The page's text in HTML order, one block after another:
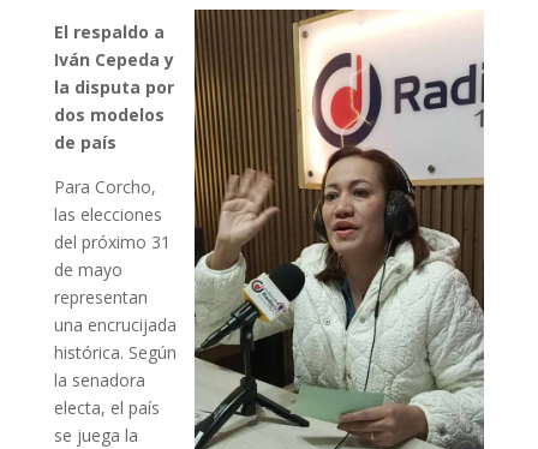
El respaldo a
Iván Cepeda y
la disputa por
dos modelos
de país
Para Corcho,
las elecciones
del próximo 31
de mayo
representan
una encrucijada
histórica. Según
la senadora
electa, el país
se juega la